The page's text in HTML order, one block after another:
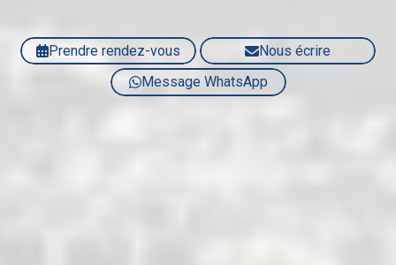
Prendre rendez-vous
Nous écrire
Message WhatsApp